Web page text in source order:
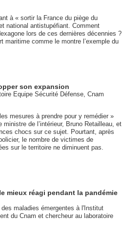
à « sortir la France du piège du
national antistupéfiant. Comment
lors de ces dernières décennies ?
maritime comme le montre l’exemple du
son expansion
Equipe Sécurité Défense, Cnam
mesures à prendre pour y remédier »
de l’intérieur, Bruno Retailleau, et
chocs sur ce sujet. Pourtant, après
le nombre de victimes de
sur le territoire ne diminuent pas.
mieux réagi pendant la pandémie
maladies émergentes à l'Institut
du Cnam et chercheur au laboratoire